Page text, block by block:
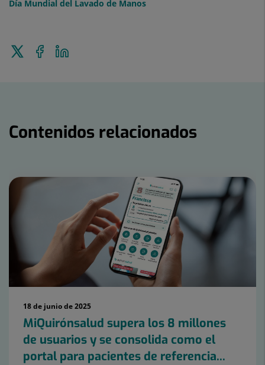
Día Mundial del Lavado de Manos
Enviar
Compartir
en
Contenidos relacionados
18 de junio de 2025
MiQuirónsalud supera los 8 millones
de usuarios y se consolida como el
portal para pacientes de referencia...